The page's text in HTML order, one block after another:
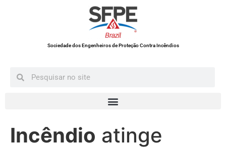
Sociedade dos Engenheiros de Proteção Contra Incêndios
Incêndio atinge